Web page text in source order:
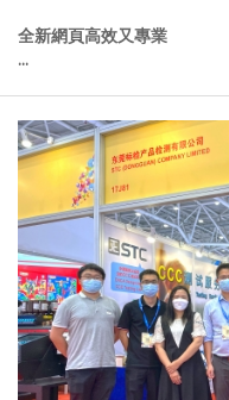
全新網頁高效又專業
...